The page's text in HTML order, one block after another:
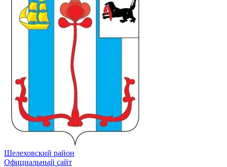
Шелеховский район
Официальный сайт